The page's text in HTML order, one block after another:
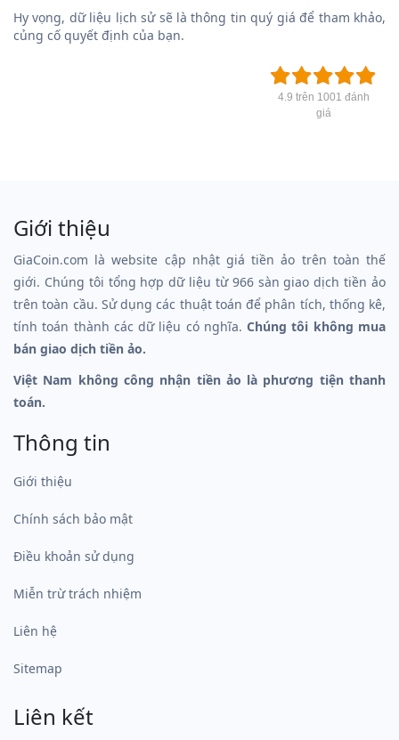
Hy vọng, dữ liệu lịch sử sẽ là thông tin quý giá để tham khảo,
củng cố quyết định của bạn.
4.9 trên 1001 đánh
giá
Giới thiệu
GiaCoin.com là website cập nhật giá tiền ảo trên toàn thế
giới. Chúng tôi tổng hợp dữ liệu từ 966 sàn giao dịch tiền ảo
trên toàn cầu. Sử dụng các thuật toán để phân tích, thống kê,
tính toán thành các dữ liệu có nghĩa.Chúng tôi không mua
bán giao dịch tiền ảo.
Việt Nam không công nhận tiền ảo là phương tiện thanh
toán.
Thông tin
Giới thiệu
Chính sách bảo mật
Điều khoản sử dụng
Miễn trừ trách nhiệm
Liên hệ
Sitemap
Liên kết